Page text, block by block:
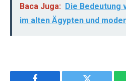
Baca Juga: Die Bedeutung
im alten Ägypten und